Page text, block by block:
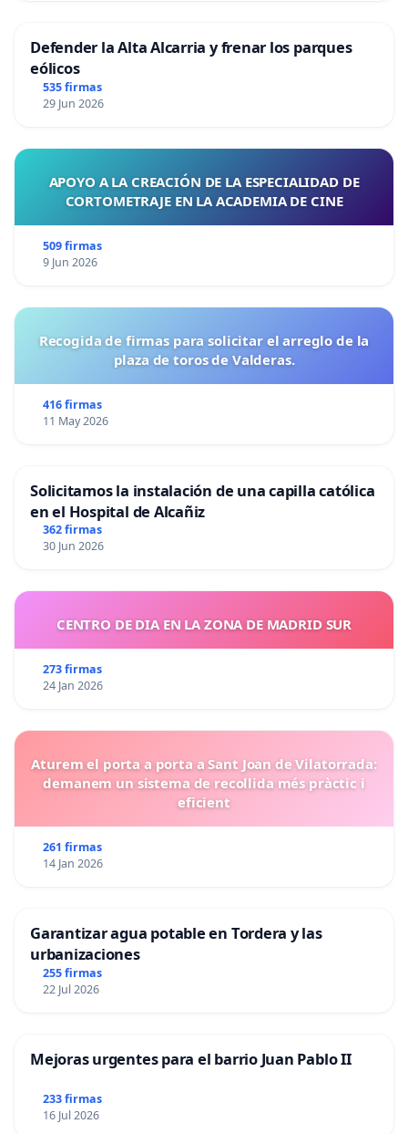
Defender la Alta Alcarria y frenar los parques
eólicos
535 firmas
29 Jun 2026
APOYO A LA CREACIÓN DE LA ESPECIALIDAD DE
CORTOMETRAJE EN LA ACADEMIA DE CINE
509 firmas
9 Jun 2026
Recogida de firmas para solicitar el arreglo de la
plaza de toros de Valderas.
416 firmas
11 May 2026
Solicitamos la instalación de una capilla católica
en el Hospital de Alcañiz
362 firmas
30 Jun 2026
CENTRO DE DIA EN LA ZONA DE MADRID SUR
273 firmas
24 Jan 2026
Aturem el porta a porta a Sant Joan de Vilatorrada:
demanem un sistema de recollida més pràctic i
eficient
261 firmas
14 Jan 2026
Garantizar agua potable en Tordera y las
urbanizaciones
255 firmas
22 Jul 2026
Mejoras urgentes para el barrio Juan Pablo II
233 firmas
16 Jul 2026